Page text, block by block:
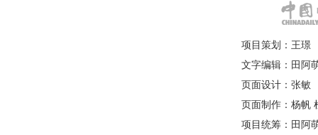
项目策划：王璟
文字编辑：田阿
页面设计：张敏
页面制作：杨帆
项目统筹：田阿